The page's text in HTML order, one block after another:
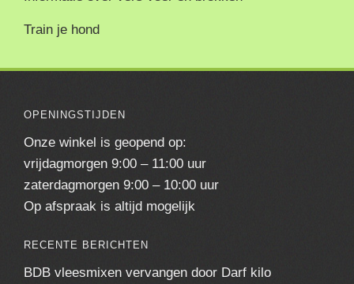
Train je hond
OPENINGSTIJDEN
Onze winkel is geopend op:
vrijdagmorgen 9:00 – 11:00 uur
zaterdagmorgen 9:00 – 10:00 uur
Op afspraak is altijd mogelijk
RECENTE BERICHTEN
BDB vleesmixen vervangen door Darf kilo